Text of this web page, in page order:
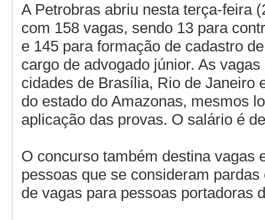
A Petrobras abriu nesta terça-feira
com 158 vagas, sendo 13 para
e 145 para formação de cadastro
cargo de advogado júnior. As
cidades de Brasília, Rio de Janeiro
do estado do Amazonas, mesmos
aplicação das provas. O salário é
O concurso também destina vagas
pessoas que se consideram
de vagas para pessoas portadoras